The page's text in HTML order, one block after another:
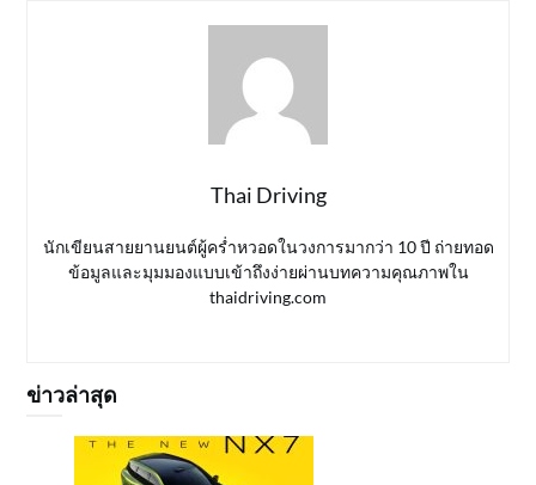
Thai Driving
นักเขียนสายยานยนต์ผู้คร่ำหวอดในวงการมากว่า 10 ปี ถ่ายทอด
ข้อมูลและมุมมองแบบเข้าถึงง่ายผ่านบทความคุณภาพใน
thaidriving.com
ข่าวล่าสุด